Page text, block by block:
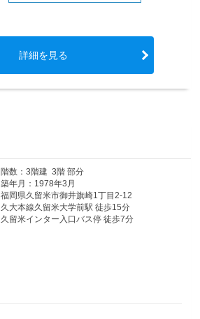
詳細を見る
階数：3階建 3階 部分
築年月：1978年3月
福岡県久留米市御井旗崎1丁目2-12
久大本線久留米大学前駅 徒歩15分
久留米インター入口バス停 徒歩7分